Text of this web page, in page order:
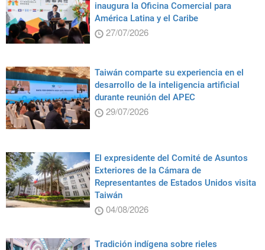
inaugura la Oficina Comercial para
América Latina y el Caribe
27/07/2026
Taiwán comparte su experiencia en el
desarrollo de la inteligencia artificial
durante reunión del APEC
29/07/2026
El expresidente del Comité de Asuntos
Exteriores de la Cámara de
Representantes de Estados Unidos visita
Taiwán
04/08/2026
Tradición indígena sobre rieles